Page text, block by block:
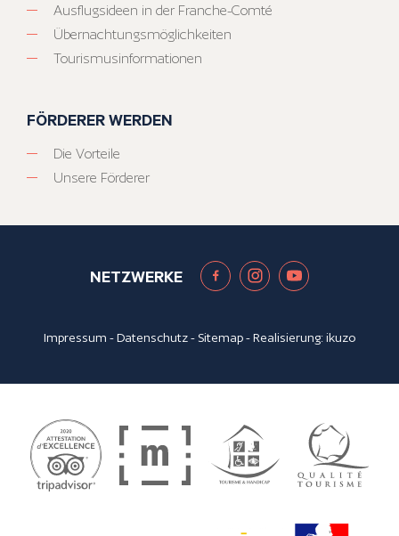
Ausflugsideen in der Franche-Comté
Übernachtungsmöglichkeiten
Tourismusinformationen
FÖRDERER WERDEN
Die Vorteile
Unsere Förderer
NETZWERKE
Impressum -Datenschutz- Sitemap- Realisierung:ikuzo